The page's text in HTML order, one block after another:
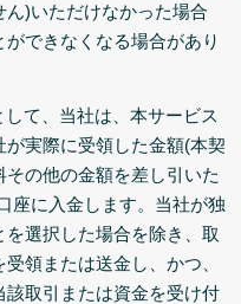
)いただけなかった場合
できなくなる場合があり
て、当社は、本サービス
実際に受領した金額(本契
の他の金額を差し引いた
座に入金します。当社が独
選択した場合を除き、取
領または送金し、かつ、
取引または資金を受け付